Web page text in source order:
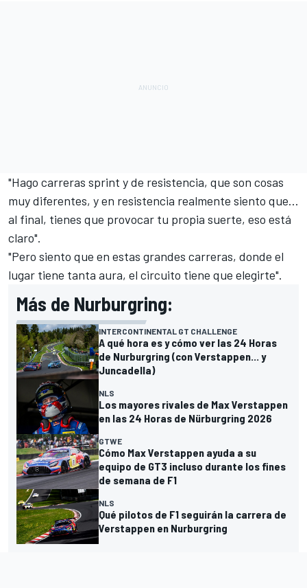
"Hago carreras sprint y de resistencia, que son cosas
muy diferentes, y en resistencia realmente siento que...
al final, tienes que provocar tu propia suerte, eso está
claro".
"Pero siento que en estas grandes carreras, donde el
lugar tiene tanta aura, el circuito tiene que elegirte".
Más de Nurburgring:
INTERCONTINENTAL GT CHALLENGE
A qué hora es y cómo ver las 24 Horas
de Nurburgring (con Verstappen... y
Juncadella)
NLS
Los mayores rivales de Max Verstappen
en las 24 Horas de Nürburgring 2026
GTWE
Cómo Max Verstappen ayuda a su
equipo de GT3 incluso durante los fines
de semana de F1
NLS
Qué pilotos de F1 seguirán la carrera de
Verstappen en Nurburgring